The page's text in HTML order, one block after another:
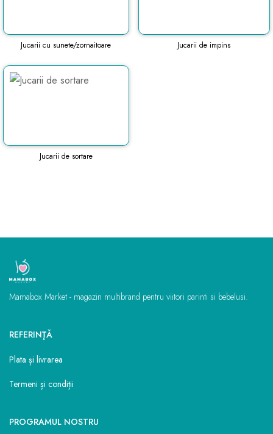
Jucarii cu sunete/zornaitoare Jucarii de impins
Jucarii de sortare
Mamabox Market - magazin multibrand pentru viitori parinti si bebelusi.
REFERINŢĂ
Plata și livrarea
Termeni și condiții
PROGRAMUL NOSTRU